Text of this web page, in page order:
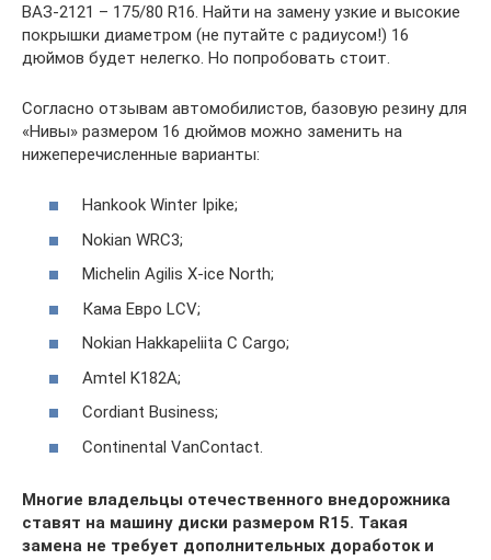
ВАЗ-2121 – 175/80 R16. Найти на замену узкие и высокие
покрышки диаметром (не путайте с радиусом!) 16
дюймов будет нелегко. Но попробовать стоит.
Согласно отзывам автомобилистов, базовую резину для
«Нивы» размером 16 дюймов можно заменить на
нижеперечисленные варианты:
Hankook Winter Ipike;
Nokian WRC3;
Michelin Agilis X-ice North;
Кама Евро LCV;
Nokian Hakkapeliita C Cargo;
Amtel K182A;
Cordiant Business;
Continental VanContact.
Многие владельцы отечественного внедорожника
ставят на машину диски размером R15. Такая
замена не требует дополнительных доработок и